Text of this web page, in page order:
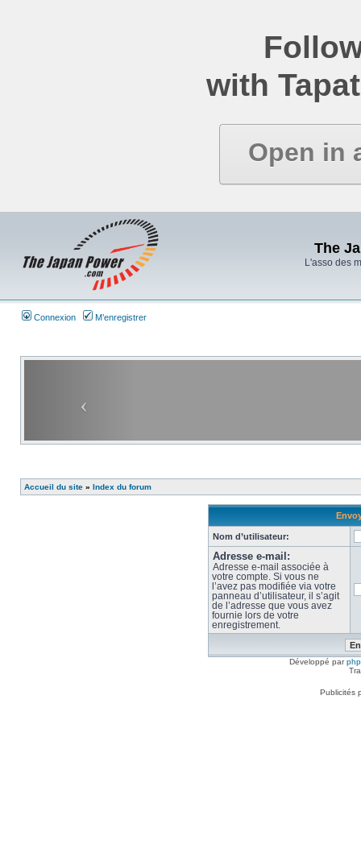
with
Open in
The
L'asso des
Connexion M’enregistrer
Accueil du site » Index du forum
Nom d’utilisateur:
Adresse e-mail:
Adresse e-mail associée à
votre compte. Si vous ne
l’avez pas modifiée via votre
panneau d’utilisateur, il s’agit
de l’adresse que vous avez
fournie lors de votre
enregistrement.
Développé par
Publicités